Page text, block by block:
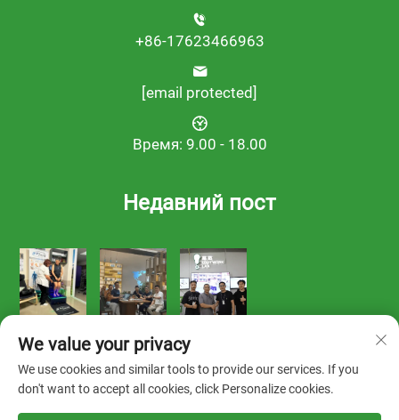
+86-17623466963
[email protected]
Время: 9.00 - 18.00
Недавний пост
We value your privacy
We use cookies and similar tools to provide our services. If you
don't want to accept all cookies, click Personalize cookies.